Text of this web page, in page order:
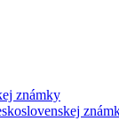
známky